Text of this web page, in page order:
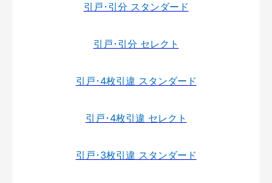
引戸･引分 スタンダード
引戸･引分 セレクト
引戸･4枚引違 スタンダード
引戸･4枚引違 セレクト
引戸･3枚引違 スタンダード